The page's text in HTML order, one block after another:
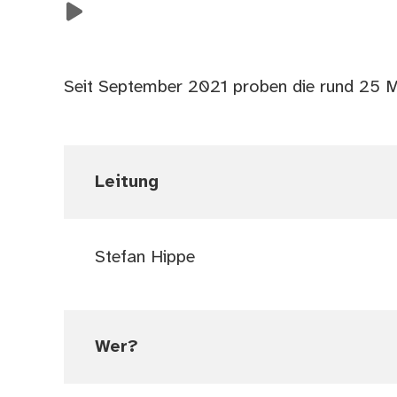
Seit September 2021 proben die rund 25
Leitung
Stefan Hippe
Wer?